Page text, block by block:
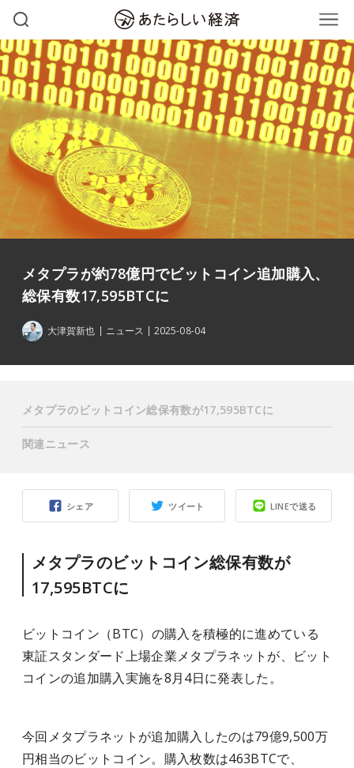
メタプラが約78億円でビットコイン追加購入、
総保有数17,595BTCに
大津賀新也 ニュース 2025-08-04
シェア ツイート LINEで送る
メタプラのビットコイン総保有数が
17,595BTCに
ビットコイン（BTC）の購入を積極的に進めている
東証スタンダード上場企業メタプラネットが、ビット
コインの追加購入実施を8月4日に発表した。
今回メタプラネットが追加購入したのは79億9,500万
円相当のビットコイン。購入枚数は463BTCで、
メタプラのビットコイン総保有数が17,595BTCに
関連ニュース